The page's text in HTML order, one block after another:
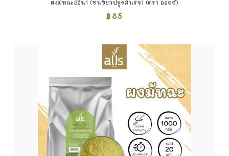
ผงมัทฉะ3อิน1 (ชาเขียวปรุงสำเร็จ) (ตรา ออลส์)
฿ 85